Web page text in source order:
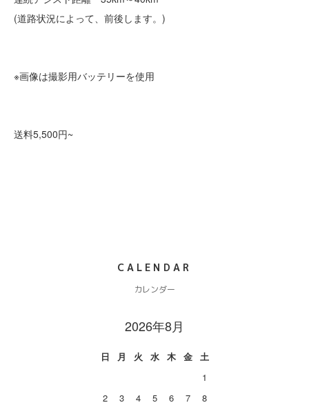
(道路状況によって、前後します。)
※画像は撮影用バッテリーを使用
送料5,500円~
CALENDAR
カレンダー
2026年8月
日 月 火 水 木 金
土
1
2
3 4 5 6 7
8